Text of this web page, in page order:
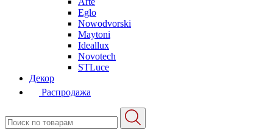
Eglo
Nowodvorski
Maytoni
Ideallux
Novotech
STLuce
Декор
Распродажа